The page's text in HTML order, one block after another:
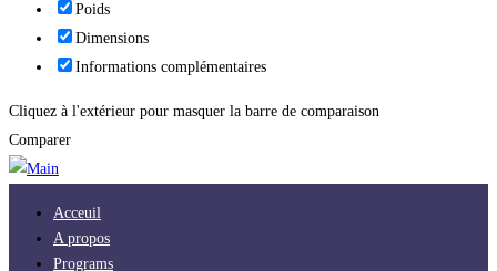
Poids
Dimensions
Informations complémentaires
Cliquez à l'extérieur pour masquer la barre de comparaison
Comparer
Acceuil
A propos
Programs